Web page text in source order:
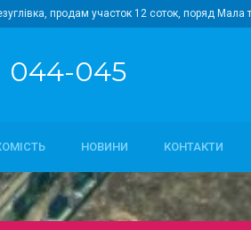
продам участок 12 соток, поряд
044-045
НОВИНИ КОНТАКТИ